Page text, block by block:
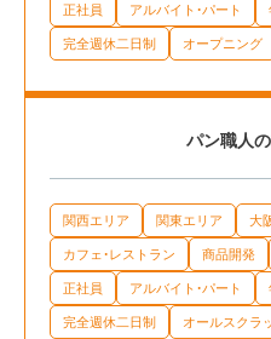
正社員 アルバイト・パート
完全週休二日制 オープニング
パン職人
関西エリア 関東エリア 大
カフェ・レストラン 商品開発
正社員 アルバイト・パート
完全週休二日制 オールスクラ